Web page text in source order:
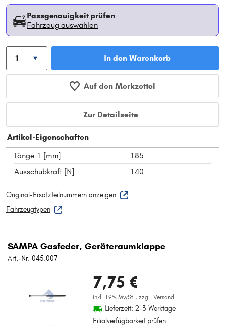
Passgenauigkeit prüfen
Fahrzeug auswählen
In den Warenkorb
Auf den Merkzettel
Zur Detailseite
Artikel-Eigenschaften
Länge 1 [mm]
185
Ausschubkraft [N]
140
Original-Ersatzteilnummern anzeigen
Fahrzeugtypen
SAMPA Gasfeder, Geräteraumklappe
Art.-Nr. 045.007
7,75 €
inkl. 19% MwSt., zzgl. Versand
Lieferzeit: 2-3 Werktage
Filialverfügbarkeit prüfen